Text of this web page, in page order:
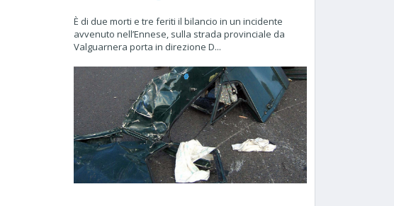
È di due morti e tre feriti il bilancio in un incidente
avvenuto nell’Ennese, sulla strada provinciale da
Valguarnera porta in direzione D...